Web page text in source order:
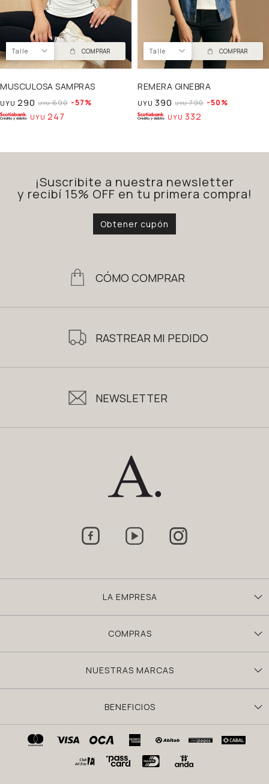
Talle COMPRAR
MUSCULOSA SAMPRAS
UYU 290 UYU 690 57
UYU 247
Talle COMPRAR
REMERA GINEBRA
UYU 390 UYU 790 50
UYU 332
¡Suscribite a nuestra newsletter
y recibí 15% OFF en tu primera compra!
Obtener cupón
CÓMO COMPRAR
RASTREAR MI PEDIDO
NEWSLETTER
LA EMPRESA
COMPRAS
NUESTRAS MARCAS
BENEFICIOS
  